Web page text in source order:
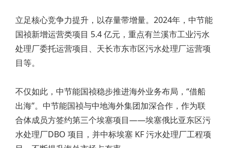
立足核心竞争力提升，以存量带增量。2024年，中节能
国祯新增运营类项目 5.4 亿元，重点有兰溪市工业污水
处理厂委托运营项目、天长市东市区污水处理厂运营项
目等。
不仅如此，中节能国祯稳步推进海外业务布局，“借船
出海”。中节能国祯与中地海外集团加深合作，作为联
合体成员方签约第三个埃塞项目——埃塞俄比亚东区污
水处理厂DBO 项目，并中标埃塞 KF 污水处理厂工程项